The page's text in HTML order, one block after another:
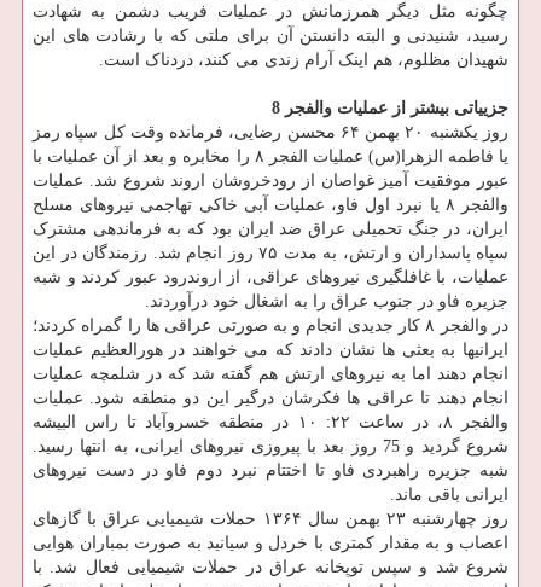
چگونه مثل دیگر همرزمانش در عملیات فریب دشمن به شهادت
رسید، شنیدنی و البته دانستن آن برای ملتی که با رشادت های این
شهیدان مظلوم، هم اینک آرام زندی می کنند، دردناک است.
جزییاتی بیشتر از عملیات والفجر 8
روز یکشنبه ۲۰ بهمن ۶۴ محسن رضایی، فرمانده وقت کل سپاه رمز
یا فاطمه الزهرا(س) عملیات الفجر ۸ را مخابره و بعد از آن عملیات با
عبور موفقیت آمیز غواصان از رودخروشان اروند شروع شد. عملیات
والفجر ۸ یا نبرد اول فاو، عملیات آبی خاکی تهاجمی نیروهای مسلح
ایران، در جنگ تحمیلی عراق ضد ایران بود که به فرماندهی مشترک
سپاه پاسداران و ارتش، به مدت ۷۵ روز انجام شد. رزمندگان در این
عملیات، با غافلگیری نیروهای عراقی، از اروندرود عبور کردند و شبه
جزیره فاو در جنوب عراق را به اشغال خود درآوردند.
در والفجر ۸ کار جدیدی انجام و به صورتی عراقی ها را گمراه کردند؛
ایرانیها به بعثی ها نشان دادند که می خواهند در هورالعظیم عملیات
انجام دهند اما به نیروهای ارتش هم گفته شد که در شلمچه عملیات
انجام دهند تا عراقی ها فکرشان درگیر این دو منطقه شود. عملیات
والفجر ۸، در ساعت ۲۲: ۱۰ در منطقه خسروآباد تا راس البیشه
شروع گردید و 75 روز بعد با پیروزی نیروهای ایرانی، به انتها رسید.
شبه جزیره راهبردی فاو تا اختتام نبرد دوم فاو در دست نیروهای
ایرانی باقی ماند.
روز چهارشنبه ۲۳ بهمن سال ۱۳۶۴ حملات شیمیایی عراق با گازهای
اعصاب و به مقدار کمتری با خردل و سیانید به صورت بمباران هوایی
شروع شد و سپس توپخانه عراق در حملات شیمیایی فعال شد. با